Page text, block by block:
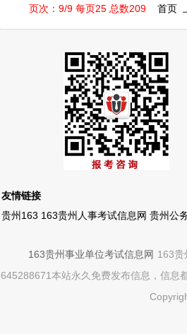
页次：9/9 每页25 总数209 首页
友情链接
贵州163 163贵州人事考试信息网 贵州公
163贵州事业单位考试信息网 163贵
645288671本站永久免费发布信息，信息